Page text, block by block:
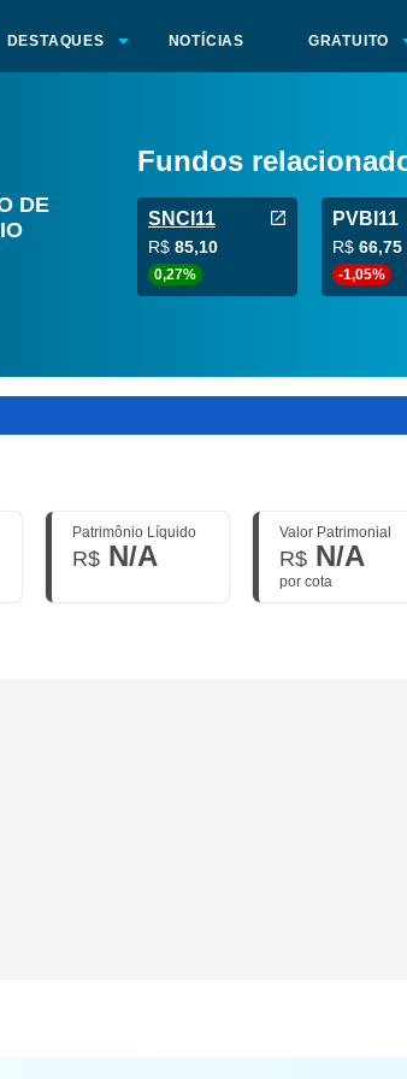
DESTAQUES NOTÍCIAS GRATUITO
DE
Fundos
SNCI11
R$ 85,10
0,27%
PVBI11
R$ 66,75
-1,05%
Patrimônio Líquido
R$ N/A
Valor Patrimonial
R$N/A
por cota